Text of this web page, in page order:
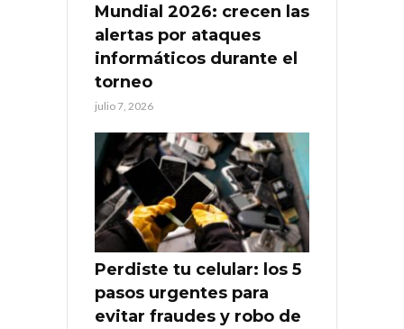
Mundial 2026: crecen las
alertas por ataques
informáticos durante el
torneo
julio 7, 2026
Perdiste tu celular: los 5
pasos urgentes para
evitar fraudes y robo de